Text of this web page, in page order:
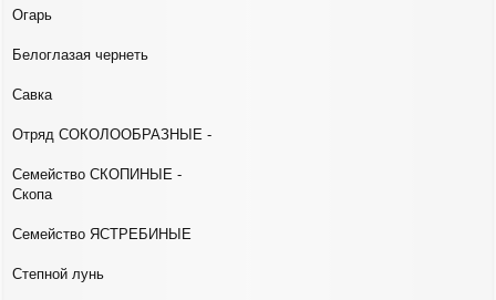
Огарь
Белоглазая чернеть
Савка
Отряд СОКОЛООБРАЗНЫЕ -
Семейство СКОПИНЫЕ -
Скопа
Семейство ЯСТРЕБИНЫЕ
Степной лунь